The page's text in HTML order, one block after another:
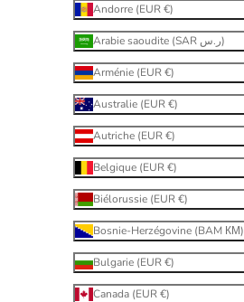
Andorre (EUR €)
Arabie saoudite (SAR ر.س)
Arménie (EUR €)
Australie (EUR €)
Autriche (EUR €)
Belgique (EUR €)
Biélorussie (EUR €)
Bosnie-Herzégovine (BAM КМ)
Bulgarie (EUR €)
Canada (EUR €)